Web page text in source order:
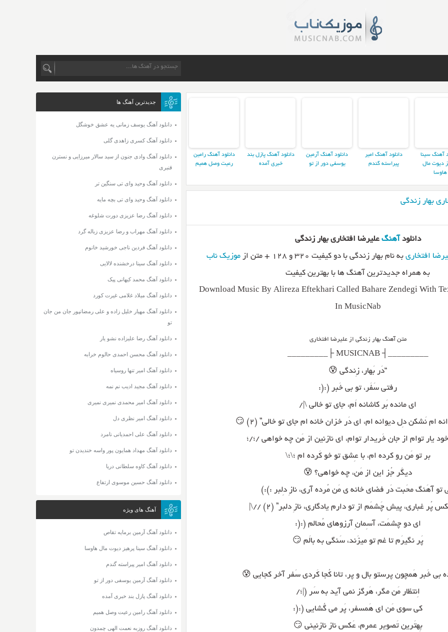
آهنگ سینا
دیوت مال
هاوسا
دانلود آهنگ امیر
پیراسته گندم
دانلود آهنگ آرمین
یوسفی دور از تو
دانلود آهنگ پازل بند
خبری آمده
دانلود آهنگ رامین
رعیت وصل همیم
بهار زندگی
دانلود آهنگ علیرضا افتخاری بهار زندگی
افتخاری به نام بهار زندگی با دو کیفیت ۳۲۰ و ۱۲۸ + متن از
موزیک ناب
به همراه جدیدترین آهنگ ها با بهترین کیفیت
Download Music By Alireza Eftekhari Called Bahare Zendegi With
In MusicNab
متن آهنگ بهار زندگی از علیرضا افتخاری
_________┤ MUSICNAB ├_________
“دَر بَهار، زِندگی 😰
رفتی سَفَر، تو بی خَبر (:(:
ای مانده بَر کاشانه اَم، جای تو خالی \|/
ام نَشکن دِل دیوانه ام، ای دَر خزان خانه ام جای تو خالی” (۲) 😏
یار توام از جان خَریدار توام، ای نازنین از مَن چه خواهی /؛/؛
بر تو مَن رو کرده ام، با عِشق تو خو کَرده ام ؛\؛\
دیگَر جُز این از مَن، چه خواهی؟ 😰
تو آهَنگ محَبت دَر فضای خانه ی مَن مُرده آری، نازِ دِلبر :):)
پُر غباری، پیش چَشمَم از تو دارم یادگاری، نازِ دلبر” (۲) //\|
ای دو چشمَت، آسِمانِ آرزوهای مُحالم (:(:
پَر نگیرَم تا غم تو میزَند، سَنگی به بالَم 😏
بی خَبر هَمچون پرستو بال و پر، تانا کُجا کَردی سَفر آخر کجایی 😰
اِنتظار مَن مگر، هَرگز نمی آید به سَر (|؛/
کی سوی مَن ای هَمسفر، پَر می گُشایی (:(:
بِهتَرین تَصویر عمرم، عَکس ناز نازنینی 😏
جدیدترین آهنگ ها
دانلود آهنگ یوسف زمانی یه عشق خوشگل
دانلود آهنگ کسری زاهدی گلی
دانلود آهنگ وادی جنون از سید سالار میرزایی و نسترن
قنبری
دانلود آهنگ وحید وای تی سنگین تر
دانلود آهنگ وحید وای تی بچه مایه
دانلود آهنگ رضا عزیزی دورت شلوغه
دانلود آهنگ مهراب و رضا عزیزی زباله گرد
دانلود آهنگ فردین ناجی خورشید خانوم
دانلود آهنگ سینا درخشنده لالایی
دانلود آهنگ محمد کیهانی پیک
دانلود آهنگ میلاد غلامی غیرت کورد
دانلود آهنگ مهیار خلیل زاده و علی رمضانپور جان من جان
تو
دانلود آهنگ رضا علیزاده نشو یار
دانلود آهنگ محسن احمدی حالوم خرابه
دانلود آهنگ امیر تنها روسیاه
دانلود آهنگ مجید ادیب نم نمه
دانلود آهنگ امیر محمدی نمیری نمیری
دانلود آهنگ امیر نظری دل
دانلود آهنگ علی احمدیانی نامرد
دانلود آهنگ مهداد همایون پور واسه خندیدن تو
دانلود آهنگ کاوه سلطانی دریا
دانلود آهنگ حسین موسوی ارتفاع
آهنگ های ویژه
دانلود آهنگ آرمین برمایه تقاص
دانلود آهنگ سینا پرهیز دیوت مال هاوسا
دانلود آهنگ امیر پیراسته گندم
دانلود آهنگ آرمین یوسفی دور از تو
دانلود آهنگ پازل بند خبری آمده
دانلود آهنگ رامین رعیت وصل همیم
دانلود آهنگ روزبه نعمت الهی چمدون